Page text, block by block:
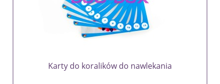
Karty do koralików do nawlekania